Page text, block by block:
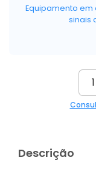
Equipamento
sinais
Descrição